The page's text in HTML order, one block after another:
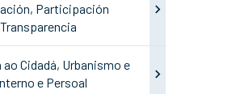
Participación
Cidadá, Urbanismo e
e Persoal